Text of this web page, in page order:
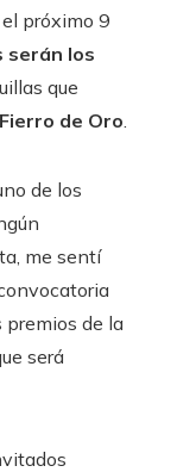
el próximo 9
serán los
que
de Oro
de los
me sentí
premios de la
será